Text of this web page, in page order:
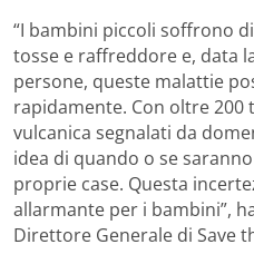
“I bambini piccoli soffrono
tosse e raffreddore e, data
persone, queste malattie
rapidamente. Con oltre
vulcanica segnalati da
idea di quando o se
proprie case. Questa
allarmante per i bambini”,
Direttore Generale di Save